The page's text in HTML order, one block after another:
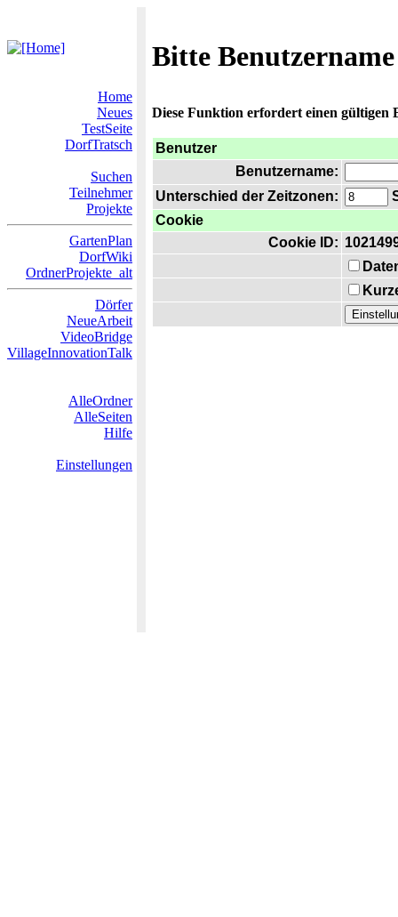
Bitte
Home
Neues
TestSeite
DorfTratsch
Suchen
Teilnehmer
Projekte
GartenPlan
DorfWiki
OrdnerProjekte_alt
Dörfer
NeueArbeit
VideoBridge
VillageInnovationTalk
AlleOrdner
AlleSeiten
Hilfe
Einstellungen
Diese Funktion erfordert einen gültigen
Benutzer
Benutzername:
Unterschied der Zeitzonen:
Cookie
Cookie ID: